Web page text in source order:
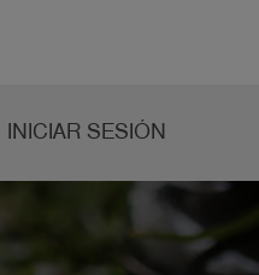
INICIAR SESIÓN